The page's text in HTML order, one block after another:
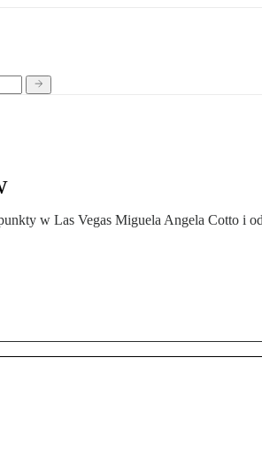
w Las Vegas Miguela Angela Cotto i